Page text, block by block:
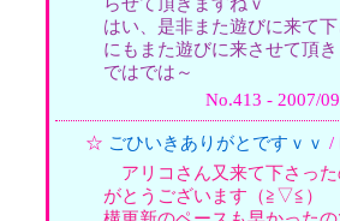
はい、是非また遊びに来て
にもまた遊びに来させて頂き
ではでは～
No.413 - 2007/
☆ ごひいきありがとですｖｖ /
アリコさん又来て下さった
がとうございます（≧▽≦）